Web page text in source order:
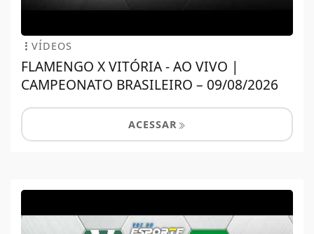
VÍDEOS
FLAMENGO X VITÓRIA - AO VIVO |
CAMPEONATO BRASILEIRO – 09/08/2026
ACESSAR